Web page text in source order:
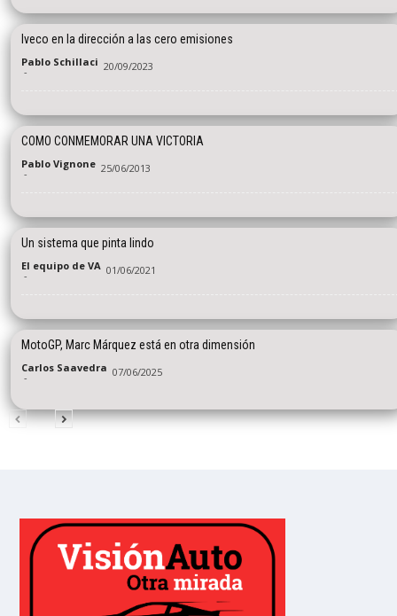
Iveco en la dirección a las cero emisiones
Pablo Schillaci
- 20/09/2023
COMO CONMEMORAR UNA VICTORIA
Pablo Vignone
- 25/06/2013
Un sistema que pinta lindo
El equipo de VA
- 01/06/2021
MotoGP, Marc Márquez está en otra dimensión
Carlos Saavedra
- 07/06/2025